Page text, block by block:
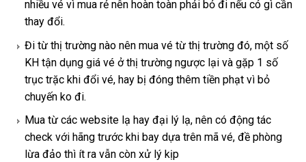
nhiều vé vì mua rẻ nên hoàn toàn phải bỏ đi nếu có gì cần
thay đổi.
Đi từ thị trường nào nên mua vé từ thị trường đó, một số
KH tận dụng giá vé ở thị trường ngược lại và gặp 1 số
trục trặc khi đổi vé, hay bị đóng thêm tiền phạt vì bỏ
chuyến ko đi.
Mua từ các website lạ hay đại lý lạ, nên có động tác
check với hãng trước khi bay dựa trên mã vé, đề phòng
lừa đảo thì ít ra vẫn còn xử lý kịp